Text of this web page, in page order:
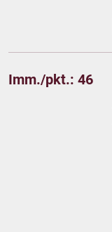
Imm./pkt.: 46